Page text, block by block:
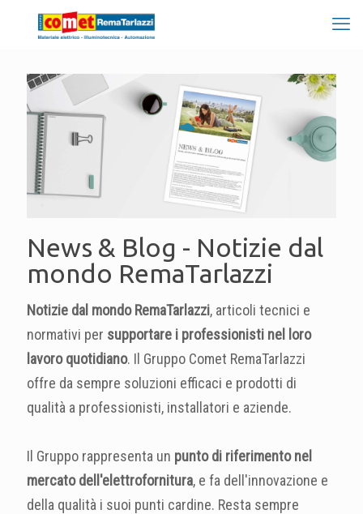
News & Blog - Notizie dal
mondo RemaTarlazzi
Notizie dal mondo RemaTarlazzi, articoli tecnici e
normativi per supportare i professionisti nel loro
lavoro quotidiano. Il Gruppo Comet RemaTarlazzi
offre da sempre soluzioni efficaci e prodotti di
qualità a professionisti, installatori e aziende.
Il Gruppo rappresenta un punto di riferimento nel
mercato dell'elettrofornitura, e fa dell'innovazione e
della qualità i suoi punti cardine. Resta sempre